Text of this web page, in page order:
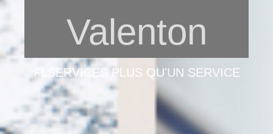
Valenton
FLSERVICES PLUS QU'UN SERVICE